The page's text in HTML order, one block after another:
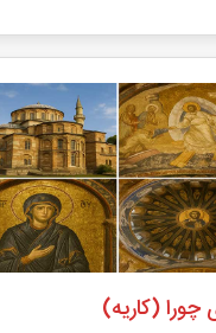
چورا (کاریه)